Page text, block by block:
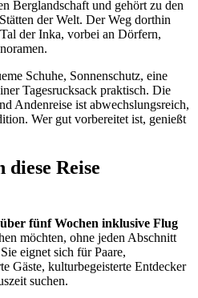
Berglandschaft und gehört zu den
der Welt. Der Weg dorthin
der Inka, vorbei an Dörfern,
Schuhe, Sonnenschutz, eine
Tagesrucksack praktisch. Die
Andenreise ist abwechslungsreich,
Wer gut vorbereitet ist, genießt
diese Reise
fünf Wochen inklusive Flug
möchten, ohne jeden Abschnitt
eignet sich für Paare,
Gäste, kulturbegeisterte Entdecker
suchen.